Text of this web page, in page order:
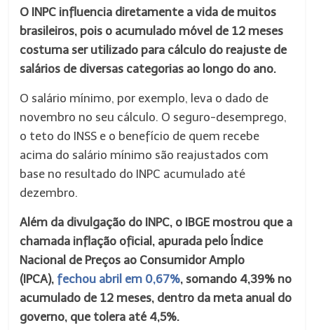
O INPC influencia diretamente a vida de muitos
brasileiros, pois o acumulado móvel de 12 meses
costuma ser utilizado para cálculo do reajuste de
salários de diversas categorias ao longo do ano.
O salário mínimo, por exemplo, leva o dado de
novembro no seu cálculo. O seguro-desemprego,
o teto do INSS e o benefício de quem recebe
acima do salário mínimo são reajustados com
base no resultado do INPC acumulado até
dezembro.
Além da divulgação do INPC, o IBGE mostrou que a
chamada inflação oficial, apurada pelo Índice
Nacional de Preços ao Consumidor Amplo
(IPCA), fechou abril em 0,67%, somando 4,39% no
acumulado de 12 meses, dentro da meta anual do
governo, que tolera até 4,5%.